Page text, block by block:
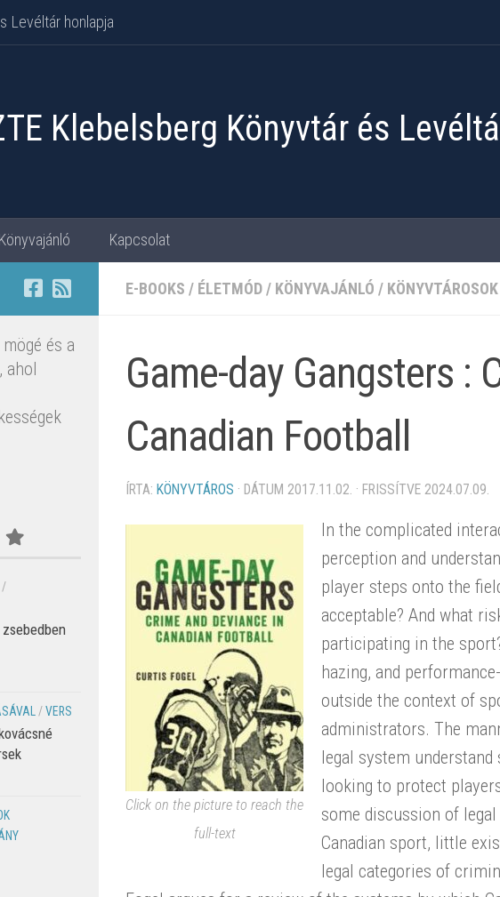
Levéltár honlapja
Klebelsberg Könyvtár és
Könyvajánló Kapcsolat
E-BOOKS / ÉLETMÓD / KÖNYVAJÁNLÓ /
Game-day Gangsters :
Canadian Football
ÍRTA: KÖNYVTÁROS · DÁTUM 2017.11.02. · FRISSÍTVE 2024.07.09.
Click on the picture to reach the
full-text
In the complicated
perception and
player steps onto the
acceptable? And what
participating in the
hazing, and
outside the context of
administrators. The
legal system
looking to protect
some discussion of
Canadian sport, little
legal categories of
és a
ahol
/
/VERS